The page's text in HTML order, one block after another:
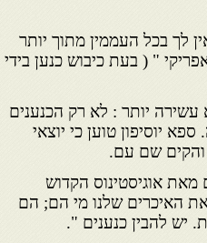
לך בכל העממין מתוך יותר
" ( בעת כיבוש כנען בידי
עשירה יותר : לא רק הכנענים
יוסיפון טוען כי יוצאי
והקים שם עם.
אוגיסטינוס הקדוש
את האיכרים שלנו מי הם; הם
יש להבין כנענים ".